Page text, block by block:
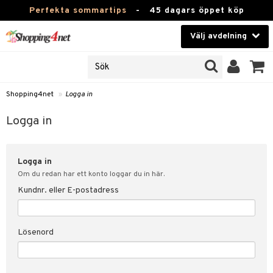
Perfekta sommartips - 45 dagars öppet köp
Välj avdelning
Kontaktlinser
Hälsokost
Fitness
Hem & Inredning
Leksaker, Barn & Baby
Varumärken
Shopping4net » Logga in
Logga in
Logga in
Om du redan har ett konto loggar du in här.
Kundnr. eller E-postadress
Lösenord
svar